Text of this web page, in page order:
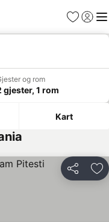
Favoritter
Logg
og rom
gjester, 1 rom
Kart
Del